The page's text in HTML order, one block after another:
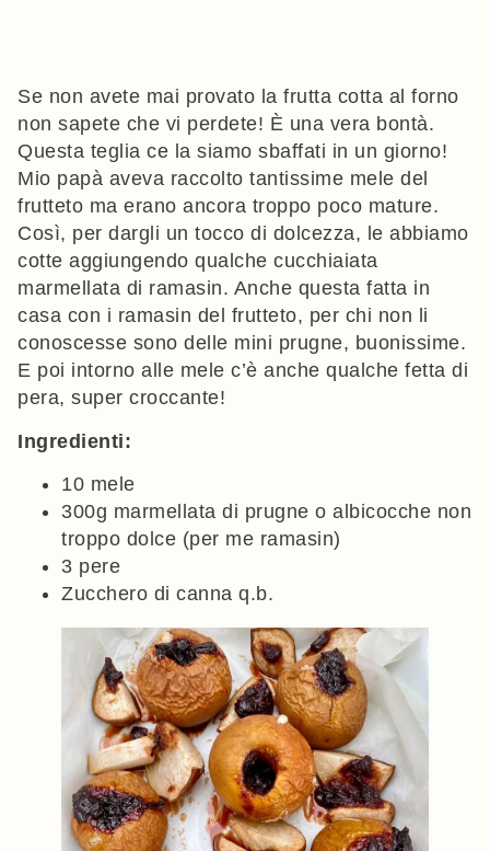
Se non avete mai provato la frutta cotta al forno
non sapete che vi perdete! È una vera bontà.
Questa teglia ce la siamo sbaffati in un giorno!
Mio papà aveva raccolto tantissime mele del
frutteto ma erano ancora troppo poco mature.
Così, per dargli un tocco di dolcezza, le abbiamo
cotte aggiungendo qualche cucchiaiata
marmellata di ramasin. Anche questa fatta in
casa con i ramasin del frutteto, per chi non li
conoscesse sono delle mini prugne, buonissime.
E poi intorno alle mele c’è anche qualche fetta di
pera, super croccante!
Ingredienti:
10 mele
300g marmellata di prugne o albicocche non
troppo dolce (per me ramasin)
3 pere
Zucchero di canna q.b.